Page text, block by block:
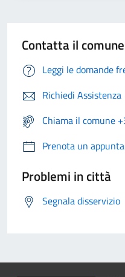
Contatta il comune
Leggi le domande
Richiedi Assistenza
Chiama il comune
Prenota un
Problemi in città
Segnala disservizio